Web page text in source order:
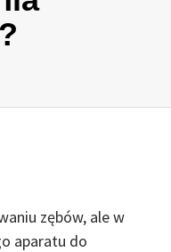
zębów, ale w
aparatu do